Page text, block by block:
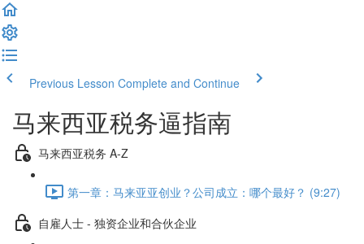
Previous Lesson Complete and Continue
马来西亚税务逼指南
马来西亚税务 A-Z
第一章：马来亚亚创业？公司成立：哪个最好？ (9:27)
自雇人士 - 独资企业和合伙企业